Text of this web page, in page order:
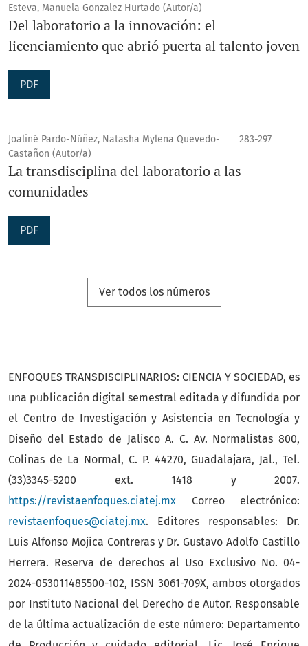
Esteva, Manuela Gonzalez Hurtado (Autor/a)
Del laboratorio a la innovación: el
licenciamiento que abrió puerta al talento joven
PDF
Joaliné Pardo-Núñez, Natasha Mylena Quevedo-
Castañon (Autor/a)
283-297
La transdisciplina del laboratorio a las
comunidades
PDF
Ver todos los números
ENFOQUES TRANSDISCIPLINARIOS: CIENCIA Y SOCIEDAD, es
una publicación digital semestral editada y difundida por
el Centro de Investigación y Asistencia en Tecnología y
Diseño del Estado de Jalisco A. C. Av. Normalistas 800,
Colinas de La Normal, C. P. 44270, Guadalajara, Jal., Tel.
(33)3345-5200 ext. 1418 y 2007.
https://revistaenfoques.ciatej.mx Correo electrónico:
revistaenfoques@ciatej.mx. Editores responsables: Dr.
Luis Alfonso Mojica Contreras y Dr. Gustavo Adolfo Castillo
Herrera. Reserva de derechos al Uso Exclusivo No. 04-
2024-053011485500-102, ISSN 3061-709X, ambos otorgados
por Instituto Nacional del Derecho de Autor. Responsable
de la última actualización de este número: Departamento